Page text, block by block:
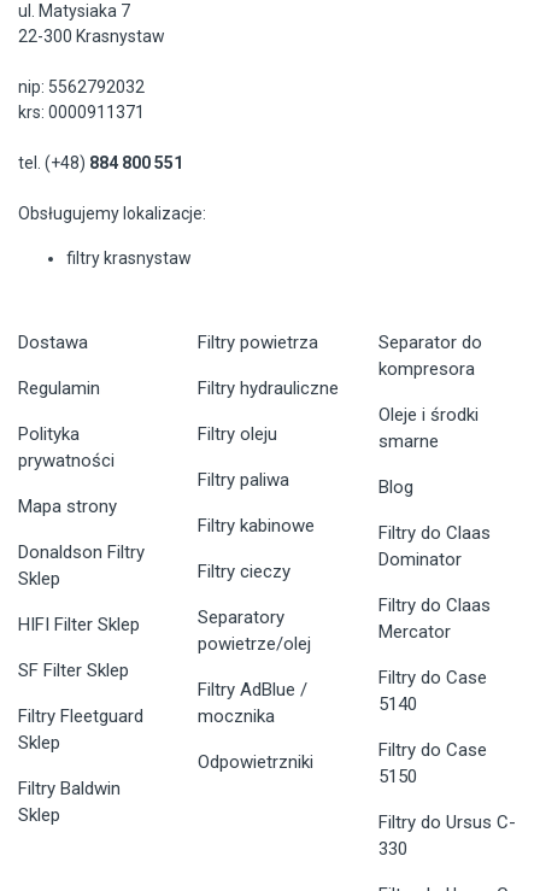
ul. Matysiaka 7
22-300 Krasnystaw
nip: 5562792032
krs: 0000911371
tel. (+48) 884 800 551
Obsługujemy lokalizacje:
filtry krasnystaw
Dostawa
Regulamin
Polityka
prywatności
Mapa strony
Donaldson Filtry
Sklep
HIFI Filter Sklep
SF Filter Sklep
Filtry Fleetguard
Sklep
Filtry Baldwin
Sklep
Filtry powietrza
Filtry hydrauliczne
Filtry oleju
Filtry paliwa
Filtry kabinowe
Filtry cieczy
Separatory
powietrze/olej
Filtry AdBlue /
mocznika
Odpowietrzniki
Separator do
kompresora
Oleje i środki
smarne
Blog
Filtry do Claas
Dominator
Filtry do Claas
Mercator
Filtry do Case
5140
Filtry do Case
5150
Filtry do Ursus C-
330